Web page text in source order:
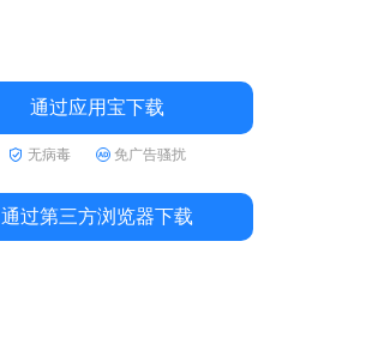
通过应用宝下载
无病毒 免广告骚扰
通过第三方浏览器下载